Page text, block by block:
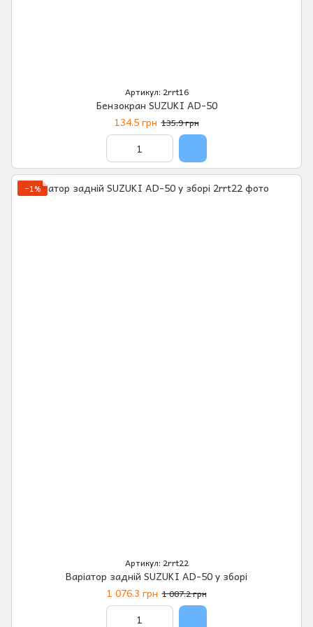
Артикул: 2rrt16
Бензокран SUZUKI AD-50
134.5 грн 135.9 грн
−1%
Артикул: 2rrt22
Варіатор задній SUZUKI AD-50 у зборі
1 076.3 грн 1 087.2 грн